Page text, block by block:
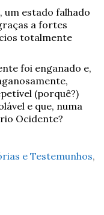
um estado falhado
a fortes
totalmente
foi enganado e,
(porquê?)
e que, numa
Ocidente?
e Testemunhos,